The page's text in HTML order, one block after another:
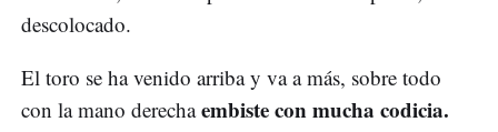
descolocado.
El toro se ha venido arriba y va a más, sobre todo
con la mano derechaembiste con mucha codicia.